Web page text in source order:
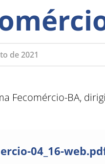
de 2021
Fecomércio-BA,
04_16-